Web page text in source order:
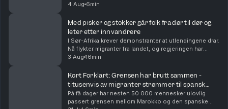
det realistisk? Vi oppsummerer nyhetene for deg, i
4 Aug 6min
Med pisker og stokker går folk fra dør til dør og
leter etter innvandrere
I Sør-Afrika krever demonstranter at utlendingene drar.
Nå flykter migranter fra landet, og regjeringen har
deportert over 50 000. Både folk i gatene og
3 Aug 16min
Kort Forklart: Grensen har brutt sammen -
titusenvis av migranter strømmer til spansk
eksklave
På få dager har nesten 50 000 mennesker ulovlig
passert grensen mellom Marokko og den spanske